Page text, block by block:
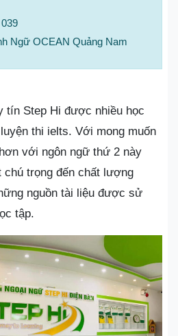
Ngữ OCEAN Quảng Nam
tín Step Hi được nhiều học
thi ielts. Với mong muốn
với ngôn ngữ thứ 2 này
trọng đến chất lượng
nguồn tài liệu được sử
tập.